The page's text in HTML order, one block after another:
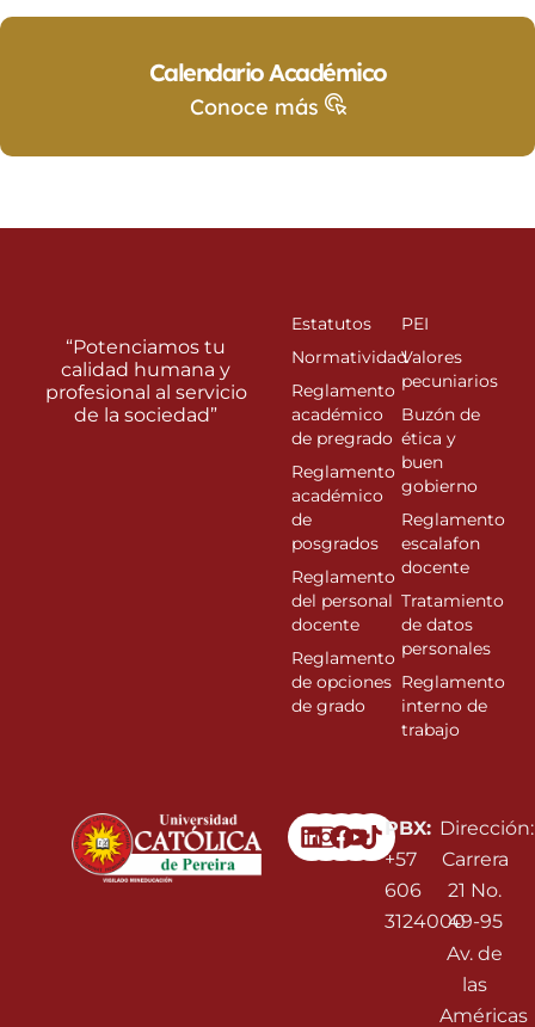
Calendario Académico
Conoce más
Linkedin
Instagram
Facebook
Youtube
PBX:
+57
606
3124000
Dirección:
Carrera
21 No.
49-95
Av. de
las
Américas
“Potenciamos tu
calidad humana y
profesional al servicio
de la sociedad”
Estatutos
Normatividad
Reglamento
académico
de pregrado
Reglamento
académico
de
posgrados
Reglamento
del personal
docente
Reglamento
de opciones
de grado
PEI
Valores
pecuniarios
Buzón de
ética y
buen
gobierno
Reglamento
escalafon
docente
Tratamiento
de datos
personales
Reglamento
interno de
trabajo